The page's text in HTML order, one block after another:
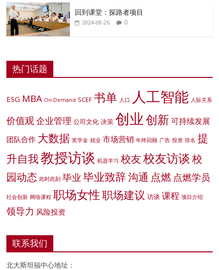
回到课堂：探路者项目
2024-08-26 0
热门话题
ESG MBA On-Demand SCEF 书单 人口 人工智能 人际关系
价值观企业管理 公司文化 决策 创业创新 可持续发展
团队合作 大数据 奖学金 就业 市场营销 年终回顾 广告 投资 排名 提
升自我教授访谈 机器学习 校友校友访谈校
园动态 此时此刻 毕业 毕业致辞沟通 点燃 点燃学员
社会创新 网络课程 职场女性职场建议 访谈 课程 项目介绍
领导力 风险投资
联系我们
北大斯坦福中心地址：